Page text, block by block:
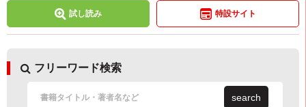
試し読み 特設サイト
フリーワード検索
search